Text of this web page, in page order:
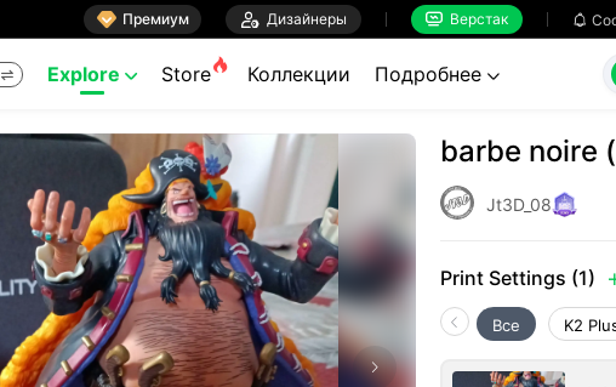
 Премиум  Дизайнеры  Верстак 
 Explore  Store Коллекции Подробнее 
barbe noire
Jt3D_08
Print Settings (1)
Все K2